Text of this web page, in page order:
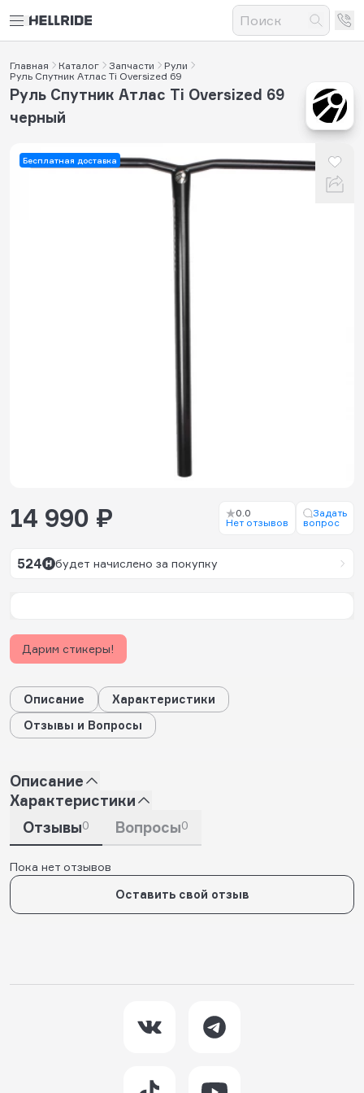
Главная Каталог Запчасти
Рули
Руль Спутник Атлас Ti Oversized 69
Бесплатная доставка
Руль Спутник Атлас Ti Oversized 69
черный
14 990 ₽
0.0
Нет отзывов
Задать
вопрос
524 будет начислено за покупку
Дарим стикеры!
Описание
Характеристики
Отзывы и Вопросы
Описание
Характеристики
Отзывы0 Вопросы0
Пока нет отзывов
Оставить свой отзыв